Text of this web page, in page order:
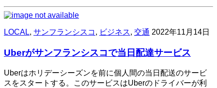
LOCAL, サンフランシスコ , ビジネス, 交通 2022年11月14日
Uberがサンフランシスコで当日配達サービス
Uberはホリデーシーズンを前に個人間の当日配送のサービ
スをスタートする。このサービスはUberのドライバーが利